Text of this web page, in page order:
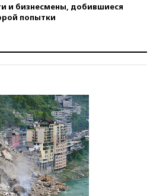
и бизнесмены, добившиеся
попытки